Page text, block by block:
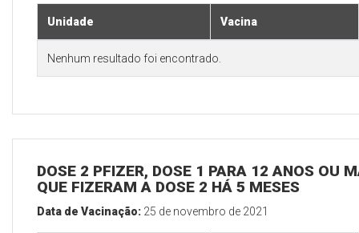
Unidade Vacina
Nenhum resultado foi encontrado.
DOSE 2 PFIZER, DOSE 1 PARA 12 ANOS OU
QUE FIZERAM A DOSE 2 HÁ 5 MESES
Data de Vacinação: 25 de novembro de 2021